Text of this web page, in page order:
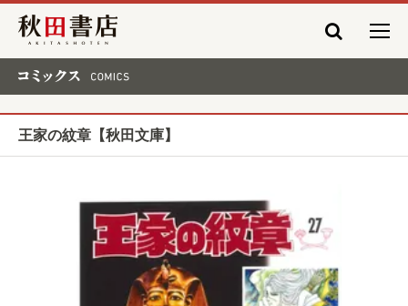
秋田書店
王家の紋章【秋田文庫】